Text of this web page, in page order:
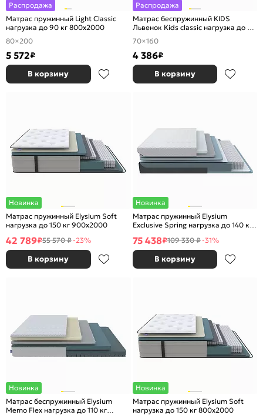
Распродажа
Матрас пружинный Light Classic
нагрузка до 90 кг 800x2000
80×200
5 572₽
В корзину
Распродажа
Матрас беспружинный KIDS
Львенок Kids classic нагрузка до 90
кг 700x1600
70×160
4 386₽
В корзину
Новинка
Матрас пружинный Elysium Soft
нагрузка до 150 кг 900x2000
42 789₽55 570 ₽-23%
В корзину
Новинка
Матрас пружинный Elysium
Exclusive Spring нагрузка до 140 кг
75 438₽109 330 ₽-31%
В корзину
Новинка
Матрас беспружинный Elysium
Memo Flex нагрузка до 110 кг
Новинка
Матрас пружинный Elysium Soft
нагрузка до 150 кг 800x2000